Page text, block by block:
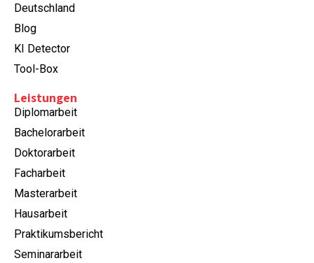
Deutschland
Blog
KI Detector
Tool-Box
Leistungen
Diplomarbeit
Bachelorarbeit
Doktorarbeit
Facharbeit
Masterarbeit
Hausarbeit
Praktikumsbericht
Seminararbeit